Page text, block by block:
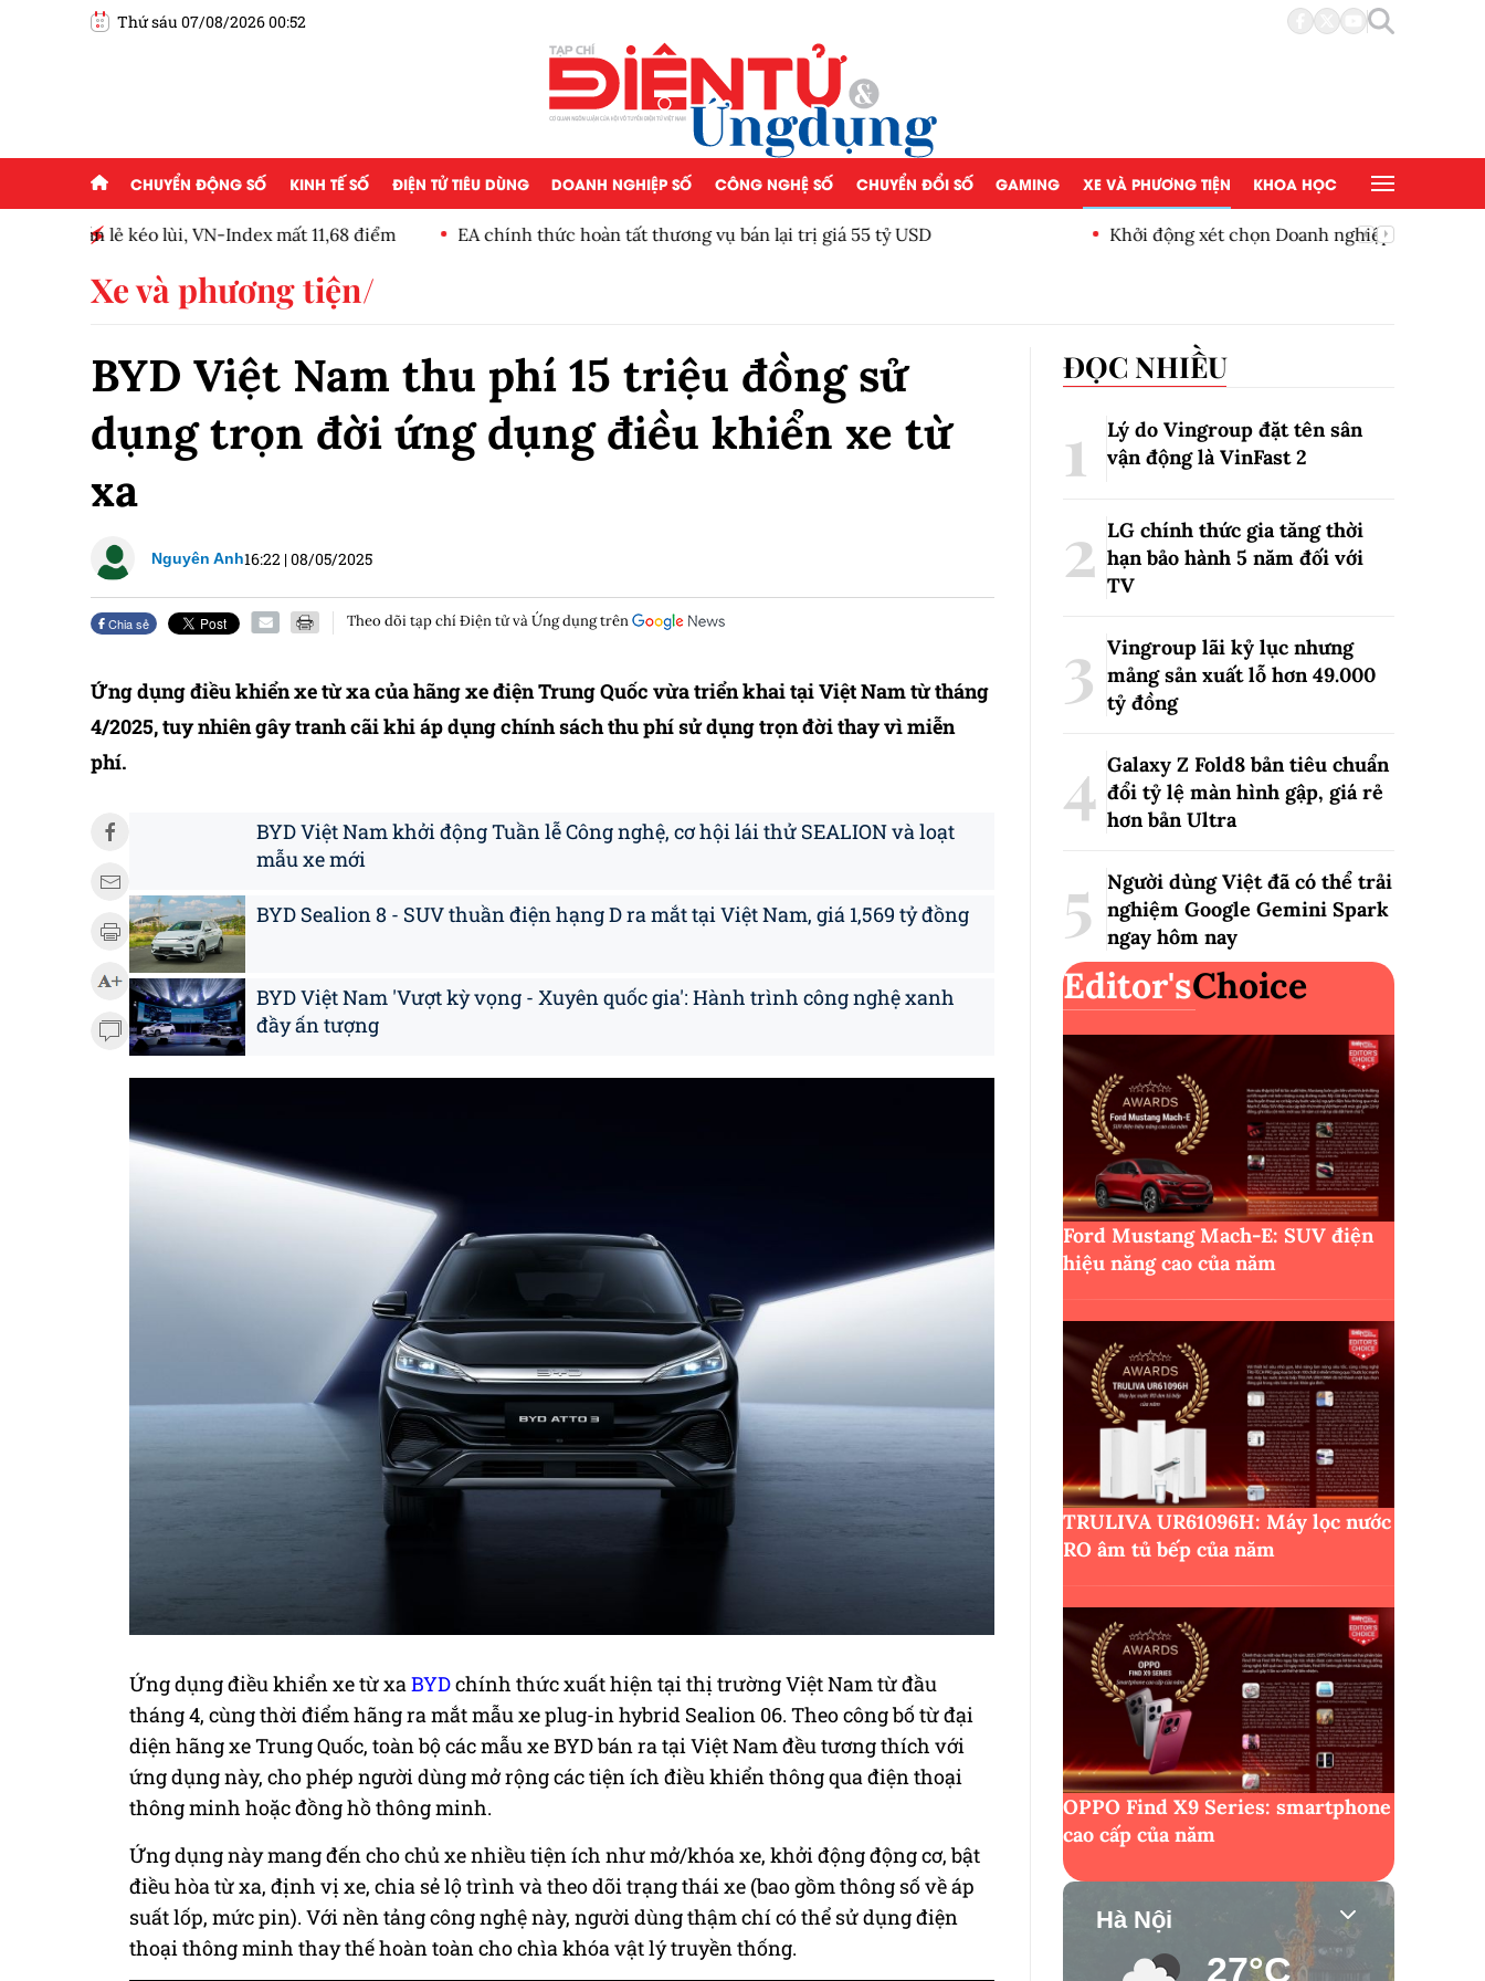
Thứ sáu 07/08/2026 00:52
CHUYỂN ĐỘNG SỐ KINH TẾ SỐ ĐIỆN TỬ TIÊU DÙNG DOANH NGHIỆP SỐ CÔNG NGHỆ SỐ CHUYỂN ĐỔI SỐ GAMING XE VÀ PHƯƠNG TIỆN KHOA HỌC
EA chính thức hoàn tất thương vụ bán lại trị giá 55 tỷ USD
Khởi động xét chọn Doanh nghiệp đạt chuẩn văn hóa kinh doanh Việt
Xe và phương tiện
BYD Việt Nam thu phí 15 triệu đồng sử
dụng trọn đời ứng dụng điều khiển xe từ
xa
Nguyên Anh16:22 |08/05/2025
Chia sẻ Theo dõi tạp chí Điện tử và Ứng dụng trên
Ứng dụng điều khiển xe từ xa của hãng xe điện Trung Quốc vừa triển khai tại Việt Nam từ tháng
4/2025, tuy nhiên gây tranh cãi khi áp dụng chính sách thu phí sử dụng trọn đời thay vì miễn
phí.
BYD Việt Nam khởi động Tuần lễ Công nghệ, cơ hội lái thử SEALION và loạt
mẫu xe mới
BYD Sealion 8 - SUV thuần điện hạng D ra mắt tại Việt Nam, giá 1,569 tỷ đồng
BYD Việt Nam 'Vượt kỳ vọng - Xuyên quốc gia': Hành trình công nghệ xanh
đầy ấn tượng
Ứng dụng điều khiển xe từ xaBYDchính thức xuất hiện tại thị trường Việt Nam từ đầu
tháng 4, cùng thời điểm hãng ra mắt mẫu xe plug-in hybrid Sealion 06. Theo công bố từ đại
diện hãng xe Trung Quốc, toàn bộ các mẫu xe BYD bán ra tại Việt Nam đều tương thích với
ứng dụng này, cho phép người dùng mở rộng các tiện ích điều khiển thông qua điện thoại
thông minh hoặc đồng hồ thông minh.
Ứng dụng này mang đến cho chủ xe nhiều tiện ích như mở/khóa xe, khởi động động cơ, bật
điều hòa từ xa, định vị xe, chia sẻ lộ trình và theo dõi trạng thái xe (bao gồm thông số về áp
suất lốp, mức pin). Với nền tảng công nghệ này, người dùng thậm chí có thể sử dụng điện
thoại thông minh thay thế hoàn toàn cho chìa khóa vật lý truyền thống.
ĐỌC NHIỀU
Lý do Vingroup đặt tên sân
vận động là VinFast2
LG chính thức gia tăng thời
hạn bảo hành 5 năm đối với
TV
Vingroup lãi kỷ lục nhưng
mảng sản xuất lỗ hơn 49.000
tỷ đồng
Galaxy Z Fold8 bản tiêu chuẩn
đổi tỷ lệ màn hình gập, giá rẻ
hơn bản Ultra
Người dùng Việt đã có thể trải
nghiệm Google Gemini Spark
ngay hôm nay
Editor'sChoice
Ford Mustang Mach-E: SUV điện
hiệu năng cao của năm
TRULIVA UR61096H: Máy lọc nước
RO âm tủ bếp của năm
OPPO Find X9 Series: smartphone
cao cấp của năm
Hà Nội
27°C